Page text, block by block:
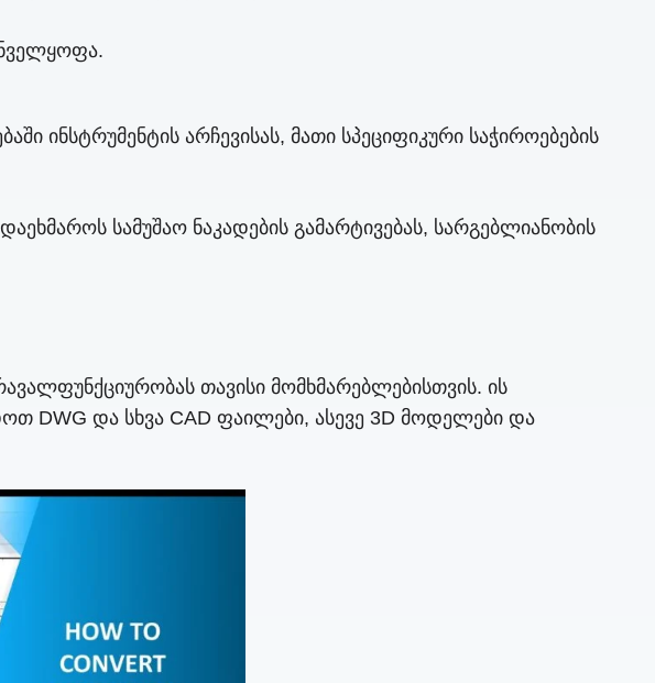
ინსტრუმენტის არჩევისას, მათი სპეციფიკური საჭიროებების
სამუშაო ნაკადების გამარტივებას, სარგებლიანობის
თავისი მომხმარებლებისთვის. ის
DWG და სხვა CAD ფაილები, ასევე 3D მოდელები და